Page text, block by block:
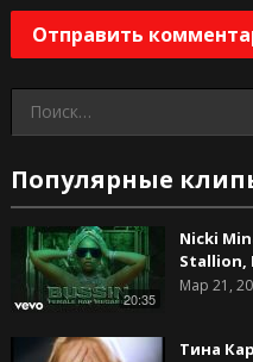
Найти:
Популярные
20:35
Nicki
Stallion,
Мар 21,
Тина